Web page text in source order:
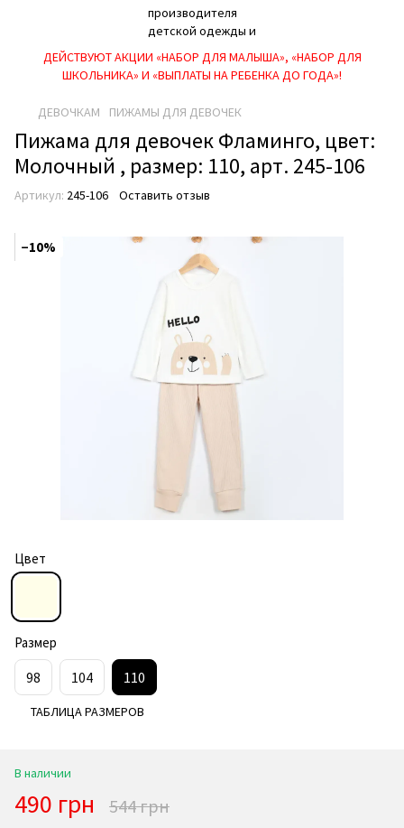
ДЕЙСТВУЮТ АКЦИИ «НАБОР ДЛЯ МАЛЫША», «НАБОР ДЛЯ
ШКОЛЬНИКА» И «ВЫПЛАТЫ НА РЕБEНКА ДО ГОДА»!
ДЕВОЧКАМ ПИЖАМЫ ДЛЯ ДЕВОЧЕК
Пижама для девочек Фламинго, цвет:
Молочный , размер: 110, арт. 245-106
Артикул: 245-106 Оставить отзыв
−10%
Цвет
Размер
98 104 110
ТАБЛИЦА РАЗМЕРОВ
В наличии
490 грн 544 грн